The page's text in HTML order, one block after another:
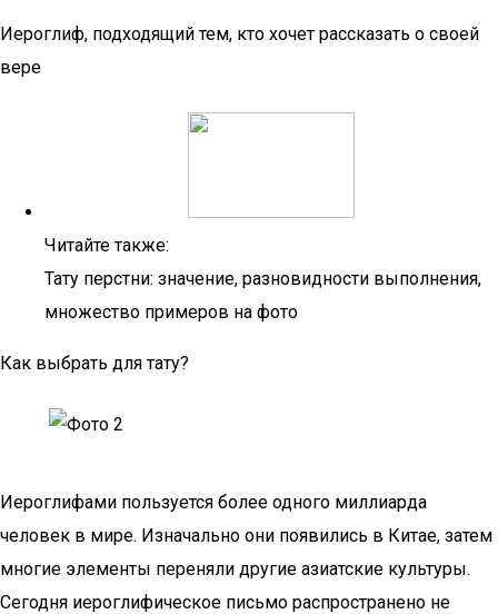
Иероглиф, подходящий тем, кто хочет рассказать о своей
вере
Читайте также:
Тату перстни: значение, разновидности выполнения,
множество примеров на фото
Как выбрать для тату?
Иероглифами пользуется более одного миллиарда
человек в мире. Изначально они появились в Китае, затем
многие элементы переняли другие азиатские культуры.
Сегодня иероглифическое письмо распространено не